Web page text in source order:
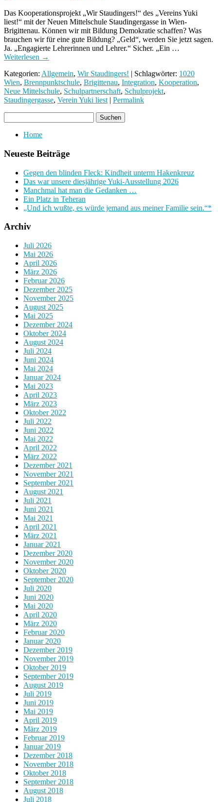
Das Kooperationsprojekt „Wir Staudingers!“ des „Vereins Yuki
liest!“ mit der Neuen Mittelschule Staudingergasse in Wien-
Brigittenau. Können wir mit Bildung Demokratie schaffen? Was
brauchen wir für eine gute Bildung? „Geld“, werden Sie jetzt sagen.
Ja. „Engagierte Lehrerinnen und Lehrer.“ Sicher. „Ein …
Weiterlesen →
Kategorien: Allgemein, Wir Staudingers! | Schlagwörter: 1020
Wien, Brennpunktschule, Brigittenau, Integration, Kooperation,
Neue Mittelschule, Schulpartnerschaft, Schulprojekt,
Staudingergasse, Verein Yuki liest | Permalink
Home
Neueste Beiträge
Gegen den blinden Fleck: Kindheit unterm Hakenkreuz
Das war unsere diesjährige Yuki-Ausstellung 2026
Manchmal hat man die Gedanken …
Ein Platz in Teheran
„Und ich wußte, es würde jemand aus meiner Familie sein.“*
Archiv
Juli 2026
Mai 2026
April 2026
März 2026
Februar 2026
Dezember 2025
November 2025
August 2025
Mai 2025
Dezember 2024
Oktober 2024
August 2024
Juli 2024
Juni 2024
Mai 2024
Januar 2024
Mai 2023
April 2023
März 2023
Oktober 2022
Juli 2022
Juni 2022
Mai 2022
April 2022
März 2022
Dezember 2021
November 2021
September 2021
August 2021
Juli 2021
Juni 2021
Mai 2021
April 2021
März 2021
Januar 2021
Dezember 2020
November 2020
Oktober 2020
September 2020
Juli 2020
Juni 2020
Mai 2020
April 2020
März 2020
Februar 2020
Januar 2020
Dezember 2019
November 2019
Oktober 2019
September 2019
August 2019
Juli 2019
Juni 2019
Mai 2019
April 2019
März 2019
Februar 2019
Januar 2019
Dezember 2018
November 2018
Oktober 2018
September 2018
August 2018
Juli 2018